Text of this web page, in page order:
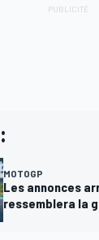
MOTOGP
Les annonces
ressemblera la